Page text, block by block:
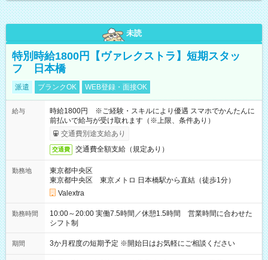
未読
特別時給1800円【ヴァレクストラ】短期スタッ
フ 日本橋
派遣 ブランクOK WEB登録・面接OK
給与
時給1800円 ※ご経験・スキルにより優遇 スマホでかんたんに
前払いで給与が受け取れます（※上限、条件あり）
交通費別途支給あり
交通費 交通費全額支給（規定あり）
勤務地
東京都中央区
東京都中央区 東京メトロ 日本橋駅から直結（徒歩1分）
Valextra
勤務時間
10:00～20:00 実働7.5時間／休憩1.5時間 営業時間に合わせた
シフト制
期間 3か月程度の短期予定 ※開始日はお気軽にご相談ください